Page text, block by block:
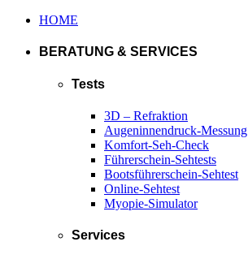
HOME
BERATUNG & SERVICES
Tests
3D – Refraktion
Augeninnendruck-Messung
Komfort-Seh-Check
Führerschein-Sehtests
Bootsführerschein-Sehtest
Online-Sehtest
Myopie-Simulator
Services